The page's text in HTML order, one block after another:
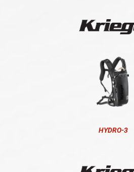
HYDRO-3